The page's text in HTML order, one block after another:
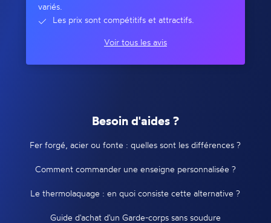
variés.
Les prix sont compétitifs et attractifs.
Voir tous les avis
Besoin d'aides ?
Fer forgé, acier ou fonte : quelles sont les différences ?
Comment commander une enseigne personnalisée ?
Le thermolaquage : en quoi consiste cette alternative ?
Guide d'achat d'un Garde-corps sans soudure